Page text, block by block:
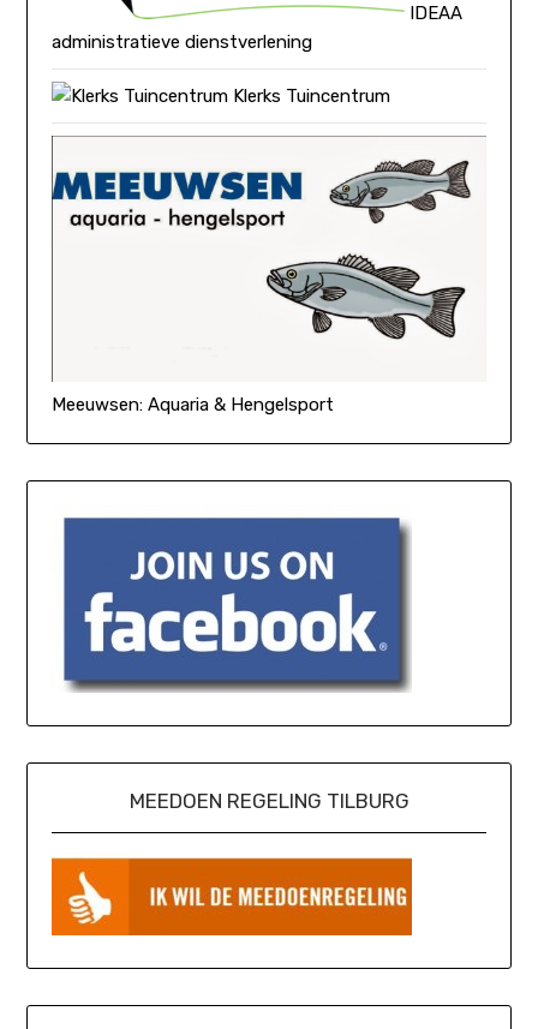
IDEAA
administratieve dienstverlening
Klerks Tuincentrum
Meeuwsen: Aquaria & Hengelsport
MEEDOEN REGELING TILBURG